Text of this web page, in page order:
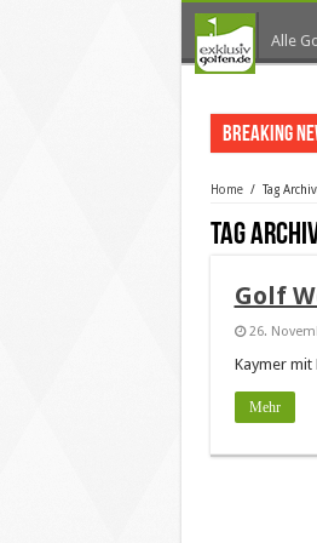
Alle
Breaking
Home / Tag
Tag
Golf
26.
Kaymer
Mehr